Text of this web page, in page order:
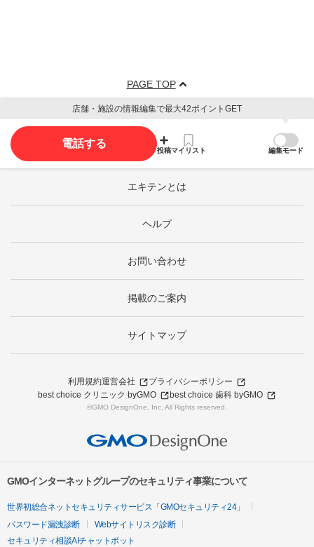
PAGE TOP
店舗・施設の情報編集で最大42ポイントGET
電話する
投稿マイリスト 編集モード
エキテンとは
ヘルプ
お問い合わせ
掲載のご案内
サイトマップ
利用規約運営会社
プライバシーポリシー
best choice クリニック byGMO
best choice 歯科 byGMO
©GMO DesignOne, Inc. All Rights reserved.
GMOインターネットグループのセキュリティ事業について
世界初総合ネットセキュリティサービス「GMOセキュリティ24」
パスワード漏洩診断
Webサイトリスク診断
セキュリティ相談AIチャットボット